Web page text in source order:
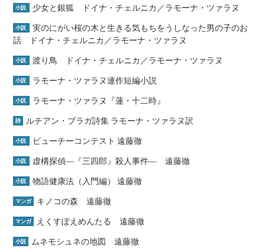
小説 少女と銀狐 ドイナ・チェルニカ／ラモーナ・ツァラヌ
小説
実のにがい桜の木と生きる気もちをうしなった男の子のお
話 ドイナ・チェルニカ／ラモーナ・ツァラヌ
小説 渡り鳥 ドイナ・チェルニカ／ラモーナ・ツァラヌ
小説 ラモーナ・ツァラヌ連作短編小説
小説 ラモーナ・ツァラヌ『蓮・十二時』
詩 ルチアン・ブラガ詩集 ラモーナ・ツァラヌ訳
小説 ビューチーコンテスト 遠藤徹
小説 虚構探偵―『三四郎』殺人事件― 遠藤徹
小説 物語健康法（入門編） 遠藤徹
マンガ キノコの森 遠藤徹
マンガ えくすぽえめんたる 遠藤徹
小説 ムネモシュネの地図 遠藤徹